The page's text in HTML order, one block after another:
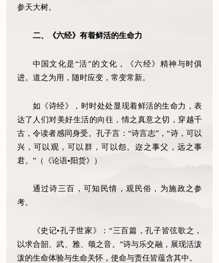
参天大树。
二、《六经》有着鲜活的生命力
中国文化是“活”的文化，《六经》精神与时俱
进。道之为用，随时应变，常变常新。
如《诗经》，时时处处显现着鲜活的生命力，表
达了人们对美好生活的向往，情之真意之切，穿越千
古，令读者感同身受。孔子言：“诗言志”，“诗，可以
兴，可以观，可以群，可以怨。迩之事父，远之事
君。”（《论语•阳货》）
通过诗三百，可知民情，观民俗，为施政之参
考。
《史记•孔子世家》：“三百篇，孔子皆弦歌之，
以求合韶、武、雅、颂之音。”诗与乐交融，展现活泼
泼的生命体验与生命关怀，使命与责任皆蕴含其中。